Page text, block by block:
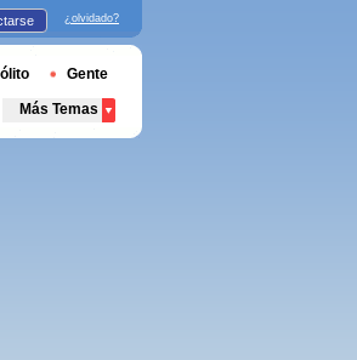
¿olvidado?
Gente
Más Temas